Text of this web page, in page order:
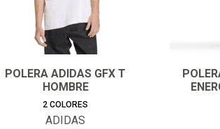
POLERA ADIDAS GFX T
HOMBRE
2 COLORES
ADIDAS